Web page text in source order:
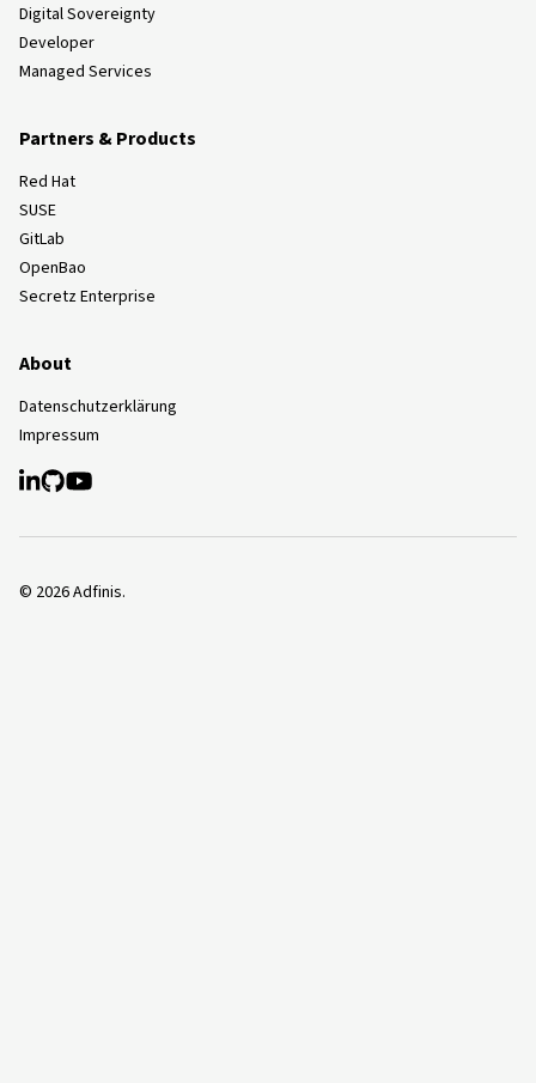
Digital Sovereignty
Developer
Managed Services
Partners & Products
Red Hat
SUSE
GitLab
OpenBao
Secretz Enterprise
About
Datenschutzerklärung
Impressum
© 2026Adfinis.